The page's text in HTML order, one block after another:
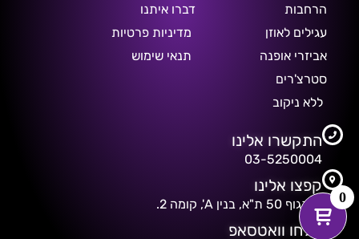
הרחבות
עגילים לאוזן
אביזרי אופנה
סטרצ'רים
ללא ניקוב
דברו איתנו
מדיניות פרטיות
תנאי שימוש
התקשרו אלינו
03-5250004
קפצו אלינו
דיזנגוף 50 ת"א, בנין A', קומה 2.
שלחו וואטסאפ
0